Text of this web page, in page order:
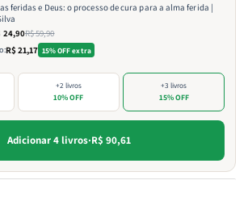
feridas e Deus: o processo de cura para a alma ferida |
24,90R$ 59,90
R$ 21,17 15% OFF extra
+2 livros
10% OFF
+3 livros
15% OFF
Adicionar 4 livros·R$ 90,61